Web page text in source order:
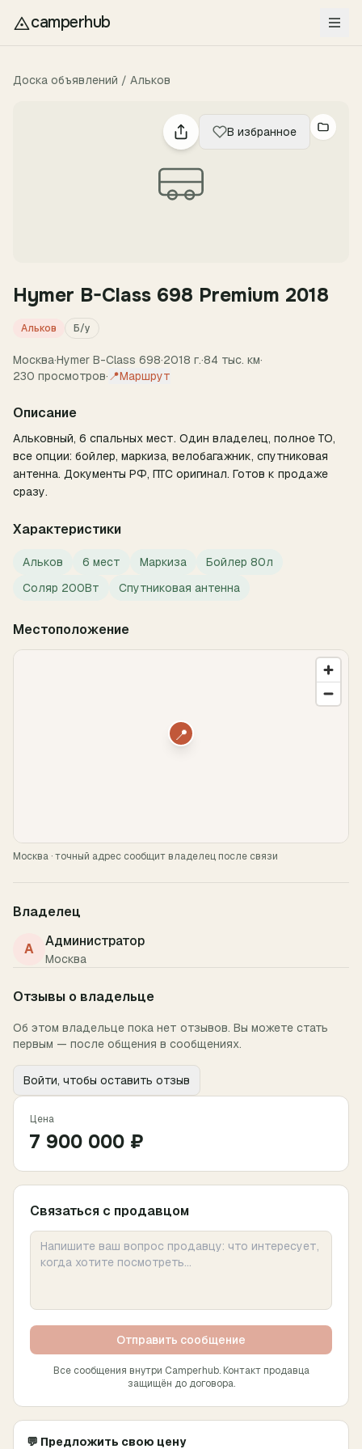
camperhub
Доска объявлений / Альков
В избранное
Hymer B-Class 698 Premium 2018
Альков Б/у
Москва·Hymer B-Class 698·2018 г.·84 тыс. км·
230 просмотров·📍Маршрут
Описание
Альковный, 6 спальных мест. Один владелец, полное ТО,
все опции: бойлер, маркиза, велобагажник, спутниковая
антенна. Документы РФ, ПТС оригинал. Готов к продаже
сразу.
Характеристики
Альков 6 мест Маркиза
Бойлер 80л
Соляр 200Вт
Спутниковая антенна
Местоположение
📍
Москва · точный адрес сообщит владелец после связи
Владелец
А Администратор
Москва
Отзывы о владельце
Об этом владельце пока нет отзывов. Вы можете стать
первым — после общения в сообщениях.
Войти, чтобы оставить отзыв
Цена
7 900 000 ₽
Связаться с продавцом
Отправить сообщение
Все сообщения внутри Camperhub. Контакт продавца
защищён до договора.
💬 Предложить свою цену